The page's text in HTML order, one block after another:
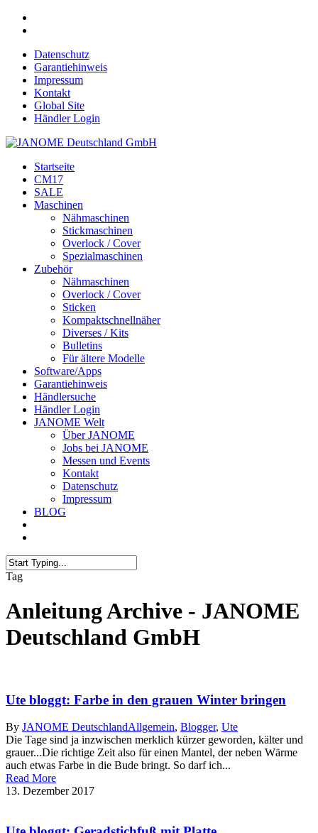
Datenschutz
Garantiehinweis
Impressum
Kontakt
Global Site
Händler Login
Startseite
CM17
SALE
Maschinen
Nähmaschinen
Stickmaschinen
Overlock / Cover
Spezialmaschinen
Zubehör
Nähmaschinen
Overlock / Cover
Sticken
Kompaktschnellnäher
Diverses / Kits
Bulletins
Für ältere Modelle
Software/Apps
Garantiehinweis
Händlersuche
Händler Login
JANOME Welt
Über JANOME
Jobs bei JANOME
Messen und Events
Kontakt
Datenschutz
Impressum
BLOG
Tag
Anleitung Archive - JANOME
Deutschland GmbH
Ute bloggt: Farbe in den grauen Winter bringen
By JANOME DeutschlandAllgemein, Blogger, Ute
Die Tage sind ja inzwischen merklich kürzer geworden, kälter und
grauer...Die richtige Zeit also für einen Mantel, der neben Wärme
auch etwas Farbe in die Bude bringt. So darf ich...
Read More
13. Dezember 2017